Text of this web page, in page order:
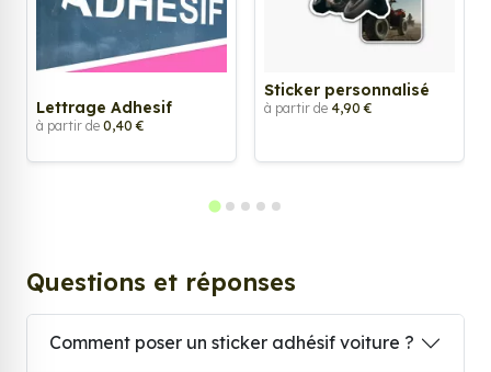
Lettrage Adhesif
à partir de 0,40 €
Sticker personnalisé
à partir de 4,90 €
Questions et réponses
Comment poser un sticker adhésif voiture ?